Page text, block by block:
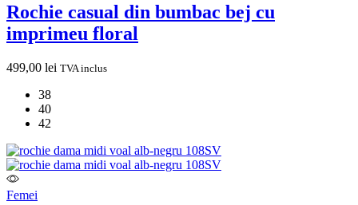
Rochie casual din bumbac bej cu
imprimeu floral
499,00 lei TVA inclus
38
40
42
Femei